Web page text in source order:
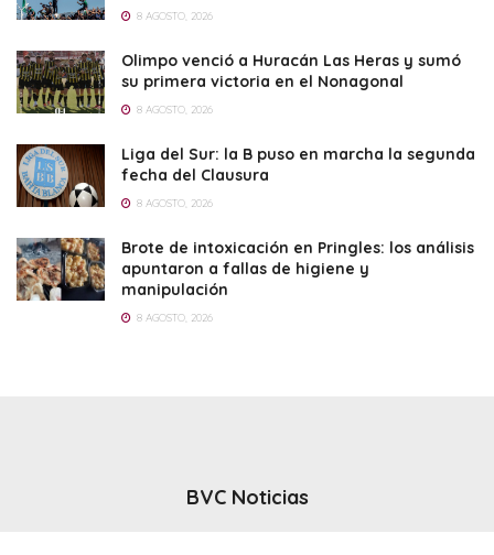
8 AGOSTO, 2026
Olimpo venció a Huracán Las Heras y sumó
su primera victoria en el Nonagonal
8 AGOSTO, 2026
Liga del Sur: la B puso en marcha la segunda
fecha del Clausura
8 AGOSTO, 2026
Brote de intoxicación en Pringles: los análisis
apuntaron a fallas de higiene y
manipulación
8 AGOSTO, 2026
BVC Noticias